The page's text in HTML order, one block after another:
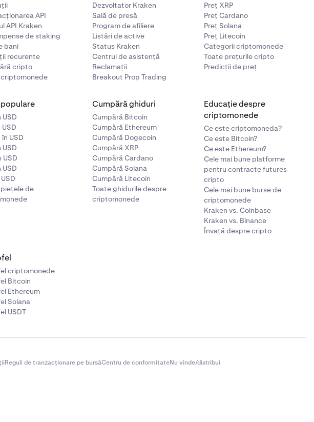
API
API Kraken
de staking
bani
recurente
cripto
Dezvoltator Kraken
Sală de presă
Program de afiliere
Listări de active
Status Kraken
Centrul de asistență
Reclamații
Breakout Prop Trading
Preț XRP
Preț Cardano
Preț Solana
Preț Litecoin
Categorii criptomonede
Toate prețurile cripto
Predicții de preț
USD
USD
în USD
USD
USD
USD
de
Cumpără ghiduri
Cumpără Bitcoin
Cumpără Ethereum
Cumpără Dogecoin
Cumpără XRP
Cumpără Cardano
Cumpără Solana
Cumpără Litecoin
Toate ghidurile despre
criptomonede
Educație despre
criptomonede
Ce este criptomoneda?
Ce este Bitcoin?
Ce este Ethereum?
Cele mai bune platforme
pentru contracte futures
cripto
Cele mai bune burse de
criptomonede
Kraken vs. Coinbase
Kraken vs. Binance
Învață despre cripto
criptomonede
Bitcoin
Ethereum
Solana
USDT
Reguli de tranzacționare pe bursăCentru de conformitateNu vinde/distribui